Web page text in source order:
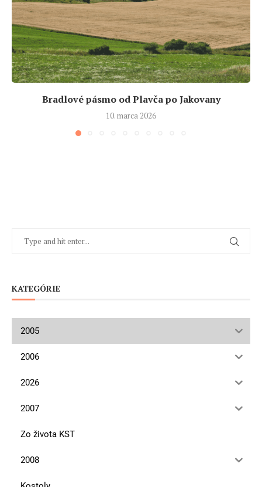
Bradlové pásmo od Plavča po Jakovany
10. marca 2026
KATEGÓRIE
2005
2006
2026
2007
Zo života KST
2008